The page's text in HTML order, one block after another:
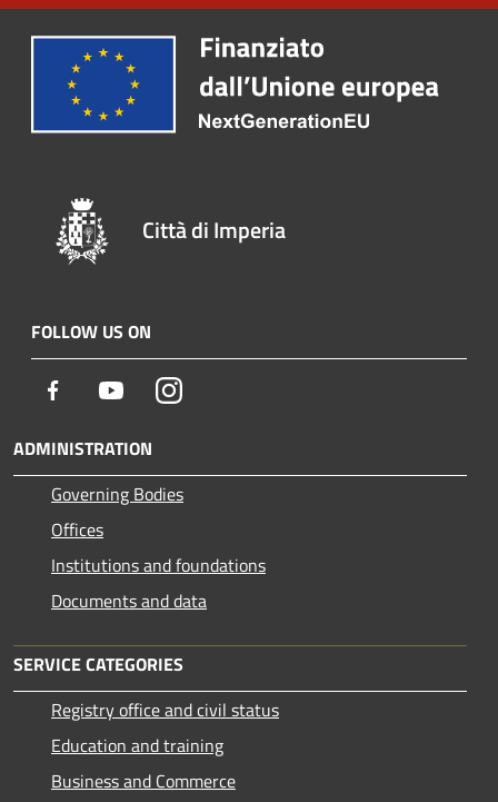
Città di Imperia
FOLLOW US ON
Facebook YoutubeInstagram
ADMINISTRATION
Governing Bodies
Offices
Institutions and foundations
Documents and data
SERVICE CATEGORIES
Registry office and civil status
Education and training
Business and Commerce